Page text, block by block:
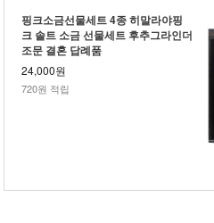
핑크소금선물세트 4종 히말라야핑
크 솔트 소금 선물세트 후추그라인더
조문 결혼 답례품
24,000원
720원 적립